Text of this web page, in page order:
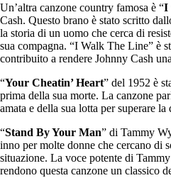
Un’altra canzone country famosa è “I
Cash. Questo brano è stato scritto
la storia di un uomo che cerca di
sua compagna. “I Walk The Line” è
contribuito a rendere Johnny Cash
“Your Cheatin’ Heart” del 1952 è
prima della sua morte. La canzone
amata e della sua lotta per superare la
“Stand By Your Man” di Tammy
inno per molte donne che cercano di
situazione. La voce potente di
rendono questa canzone un classico